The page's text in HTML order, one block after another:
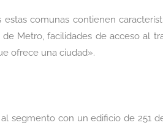
comunas contienen
Metro, facilidades de acceso al
ofrece una ciudad».
segmento con un edificio de 251